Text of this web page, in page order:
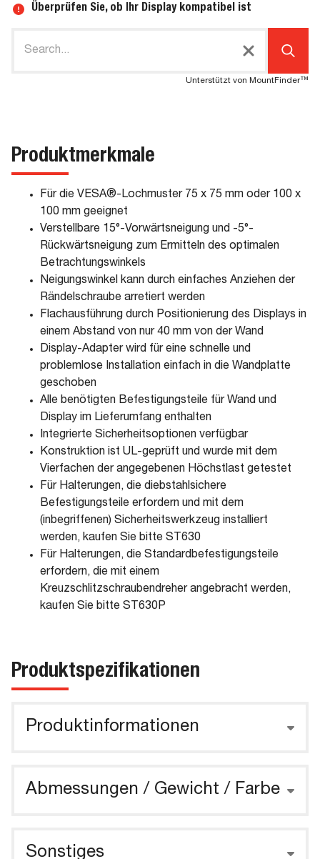
Überprüfen Sie, ob Ihr Display kompatibel ist
Unterstützt von MountFinder™
Produktmerkmale
Für die VESA®-Lochmuster 75 x 75 mm oder 100 x
100 mm geeignet
Verstellbare 15°-Vorwärtsneigung und -5°-
Rückwärtsneigung zum Ermitteln des optimalen
Betrachtungswinkels
Neigungswinkel kann durch einfaches Anziehen der
Rändelschraube arretiert werden
Flachausführung durch Positionierung des Displays in
einem Abstand von nur 40 mm von der Wand
Display-Adapter wird für eine schnelle und
problemlose Installation einfach in die Wandplatte
geschoben
Alle benötigten Befestigungsteile für Wand und
Display im Lieferumfang enthalten
Integrierte Sicherheitsoptionen verfügbar
Konstruktion ist UL-geprüft und wurde mit dem
Vierfachen der angegebenen Höchstlast getestet
Für Halterungen, die diebstahlsichere
Befestigungsteile erfordern und mit dem
(inbegriffenen) Sicherheitswerkzeug installiert
werden, kaufen Sie bitte ST630
Für Halterungen, die Standardbefestigungsteile
erfordern, die mit einem
Kreuzschlitzschraubendreher angebracht werden,
kaufen Sie bitte ST630P
Produktspezifikationen
Produktinformationen
Abmessungen / Gewicht / Farbe
Sonstiges